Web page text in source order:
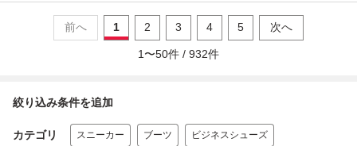
前へ 1 2 3 4 5 次へ
1 〜50件 / 932件
絞り込み条件を追加
カテゴリ スニーカー ブーツ ビジネスシューズ